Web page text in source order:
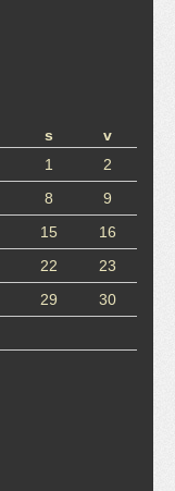
s
v
1
2
8
9
15
16
22
23
29
30